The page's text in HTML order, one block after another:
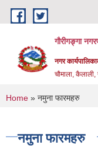
Skip to main content
गौरीगङ्गा
नगर
चौमाला,
You are here
Home » नमुना फारमहरु
नमुना फारमहरु